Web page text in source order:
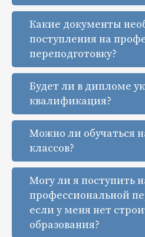
Какие документы
поступления на
переподготовку?
Будет ли в дипломе
квалификация?
Можно ли обучаться
классов?
Могу ли я поступить
профессиональной
если у меня нет
образования?